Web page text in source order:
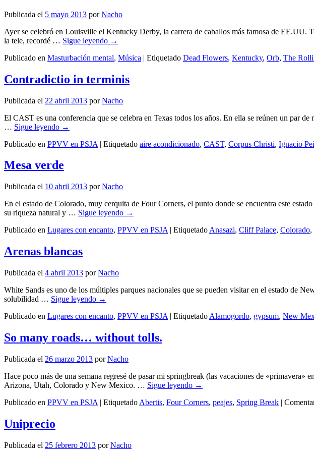
Publicada el 5 mayo 2013 por Nacho
Ayer se celebró en Louisville el Kentucky Derby, la carrera de caballos más famosa de
la tele, recordé … Sigue leyendo →
Publicado en Masturbación mental, Música | Etiquetado Dead Flowers, Kentucky, Orb, The
Contradictio in terminis
Publicada el 22 abril 2013 por Nacho
El CAST es una conferencia que se celebra en Texas todos los años. En ella se reúnen un par
… Sigue leyendo →
Publicado en PPVV en PSJA | Etiquetado aire acondicionado, CAST, Corpus Christi, Ignacio
Mesa verde
Publicada el 10 abril 2013 por Nacho
En el estado de Colorado, muy cerquita de Four Corners, el punto donde se encuentra este
su riqueza natural y … Sigue leyendo →
Publicado en Lugares con encanto, PPVV en PSJA | Etiquetado Anasazi, Cliff Palace, Colorado,
Arenas blancas
Publicada el 4 abril 2013 por Nacho
White Sands es uno de los múltiples parques nacionales que se pueden visitar en el estado de
solubilidad … Sigue leyendo →
Publicado en Lugares con encanto, PPVV en PSJA | Etiquetado Alamogordo, gypsum, New
So many roads… without tolls.
Publicada el 26 marzo 2013 por Nacho
Hace poco más de una semana regresé de pasar mi springbreak (las vacaciones de
Arizona, Utah, Colorado y New Mexico. … Sigue leyendo →
Publicado en PPVV en PSJA | Etiquetado Abertis, Four Corners, peajes, Spring Break |
Uniprecio
Publicada el 25 febrero 2013 por Nacho